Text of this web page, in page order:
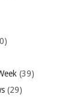
(39)
(29)